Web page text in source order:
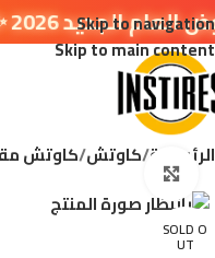
Skip to navigation
Skip to main content
الرئيسية كاوتش كاوتش
SOLD O
UT
اضغط للتكبير
في سلة التسوق 🔥